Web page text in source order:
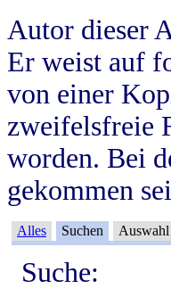
Autor dieser
Er weist auf
von einer
zweifelsfreie
worden. Bei
gekommen
Alles Suchen Auswahl
Suche: